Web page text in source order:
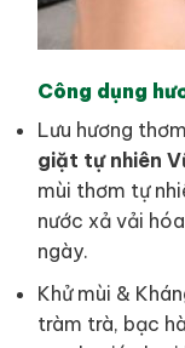
Công dụng
Lưu hương
giặt tự nhiên
mùi thơm tự
nước xả vải
ngày.
Khử mùi &
tràm trà, bạc